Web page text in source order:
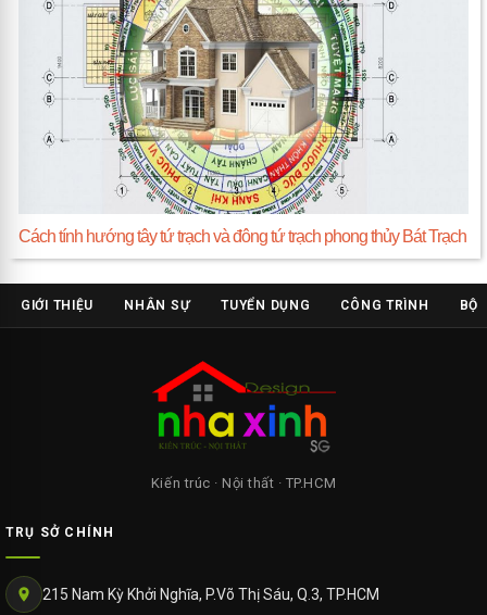
Cách tính hướng tây tứ trạch và đông tứ trạch phong thủy Bát Trạch
GIỚI THIỆU NHÂN SỰ TUYỂN DỤNG CÔNG TRÌNH BỘ
Kiến trúc · Nội thất · TP.HCM
TRỤ SỞ CHÍNH
215 Nam Kỳ Khởi Nghĩa, P.Võ Thị Sáu, Q.3, TP.HCM